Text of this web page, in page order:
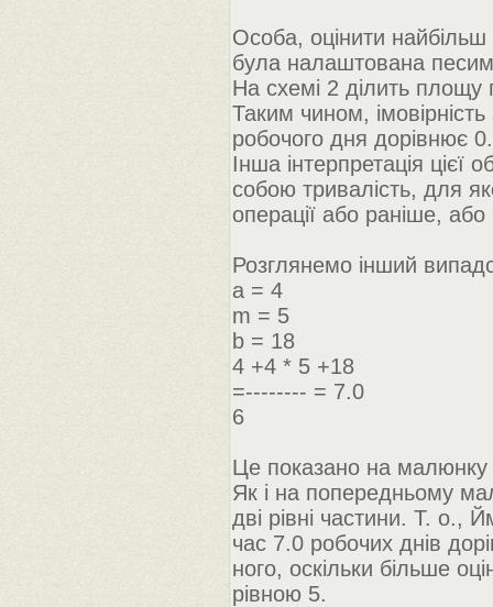
Особа, оцінити найбільш
була налаштована
На схемі 2 ділить площу
Таким чином,
робочого дня дорівнює
Інша інтерпретація цієї
собою тривалість, для
операції або раніше, або
Розглянемо інший
а = 4
m = 5
b = 18
4 +4 * 5 +18
=-------- = 7.0
6
Це показано на малюнку
Як і на попередньому
дві рівні частини. Т. о.,
час 7.0 робочих днів
ного, оскільки більше
рівною 5.